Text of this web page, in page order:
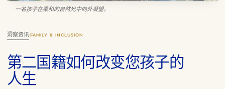
洞察资讯· FAMILY & INCLUSION
第二国籍如何改变您孩子的
人生
一名孩子在柔和的自然光中向外凝望。